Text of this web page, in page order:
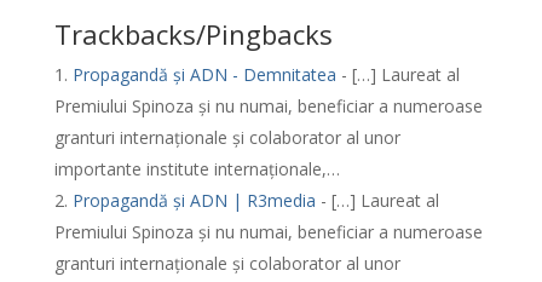
Trackbacks/Pingbacks
Propagandă și ADN - Demnitatea - […] Laureat al
Premiului Spinoza și nu numai, beneficiar a numeroase
granturi internaționale și colaborator al unor
importante institute internaționale,…
Propagandă și ADN | R3media - […] Laureat al
Premiului Spinoza și nu numai, beneficiar a numeroase
granturi internaționale și colaborator al unor